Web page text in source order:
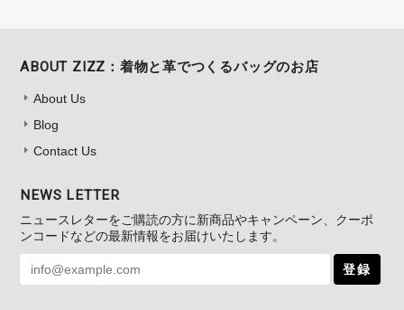
ABOUT ZIZZ：着物と革でつくるバッグのお店
About Us
Blog
Contact Us
NEWS LETTER
ニュースレターをご購読の方に新商品やキャンペーン、クーポ
ンコードなどの最新情報をお届けいたします。
登録